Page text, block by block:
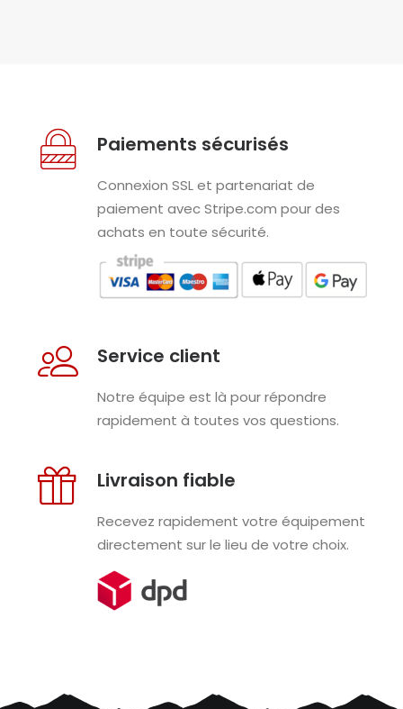
Paiements sécurisés
Connexion SSL et partenariat de
paiement avec Stripe.com pour des
achats en toute sécurité.
Service client
Notre équipe est là pour répondre
rapidement à toutes vos questions.
Livraison fiable
Recevez rapidement votre équipement
directement sur le lieu de votre choix.